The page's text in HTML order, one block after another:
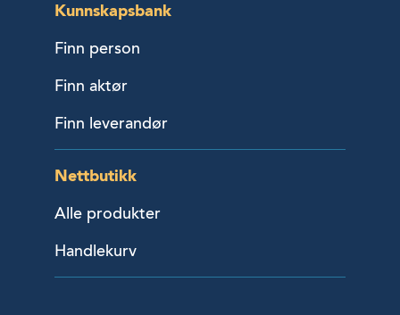
Kunnskapsbank
Finn person
Finn aktør
Finn leverandør
Nettbutikk
Alle produkter
Handlekurv